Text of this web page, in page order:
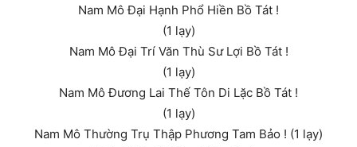
Nam Mô Đại Hạnh Phổ Hiền Bồ Tát !
(1 lạy)
Nam Mô Đại Trí Văn Thù Sư Lợi Bồ Tát !
(1 lạy)
Nam Mô Đương Lai Thế Tôn Di Lặc Bồ Tát !
(1 lạy)
Nam Mô Thường Trụ Thập Phương Tam Bảo ! (1 lạy)